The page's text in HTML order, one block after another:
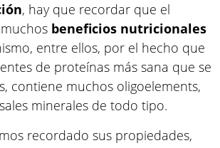
, hay que recordar que el
beneficios nutricionales
entre ellos, por el hecho que
de proteínas más sana que se
contiene muchos oligoelements,
minerales de todo tipo.
recordado sus propiedades,